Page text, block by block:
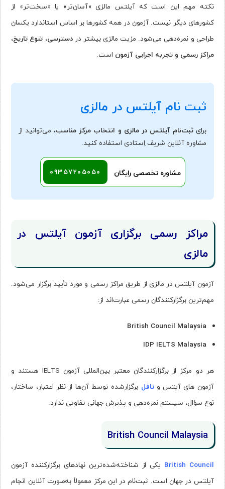
نکته مهم این است که آیلتس مالزی «آسان‌تر» یا «سخت‌تر» از
کشورهای دیگر نیست. آزمون در همه کشورها بر اساس استاندارد یکسان
طراحی و نمره‌دهی می‌شود. مزیت مالزی بیشتر دردسترسی، تنوع تاریخ،
مراکز رسمی و تجربه اجرایی آزمون است.
ثبت نام آیلتس در مالزی
برایثبت‌نام آیلتس در مالزی و انتخاب مرکز مناسب، می‌توانید از
مشاوره آنلاین شریف اِستادی استفاده کنید.
مشاوره تخصصی رایگان ۰۹۳۵۷۲۰۵۰۵۰
مراکز رسمی برگزاری آزمون آیلتس در
مالزی
آزمون آیلتس در مالزی از طریق مراکز رسمی و مورد تأیید برگزار می‌شود.
مهم‌ترین برگزارکنندگان رسمی عبارت‌اند از:
British Council Malaysia
IDP IELTS Malaysia
هر دو مرکز از برگزارکنندگان معتبر بین‌المللی آزمون IELTS هستند و
آزمون های آیتس وتافل برگزارشده توسط آن‌ها از نظر اعتبار، ساختار،
نوع سؤال، سیستم نمره‌دهی و پذیرش جهانی تفاوتی ندارد.
British Council Malaysia
British Council یکی از شناخته‌شده‌ترین نهادهای برگزارکننده آزمون
آیلتس در جهان است. ثبت‌نام در این مرکز معمولاً به‌صورت آنلاین انجام